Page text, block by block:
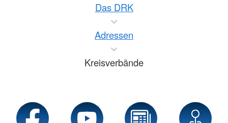
Das DRK
Adressen
Kreisverbände